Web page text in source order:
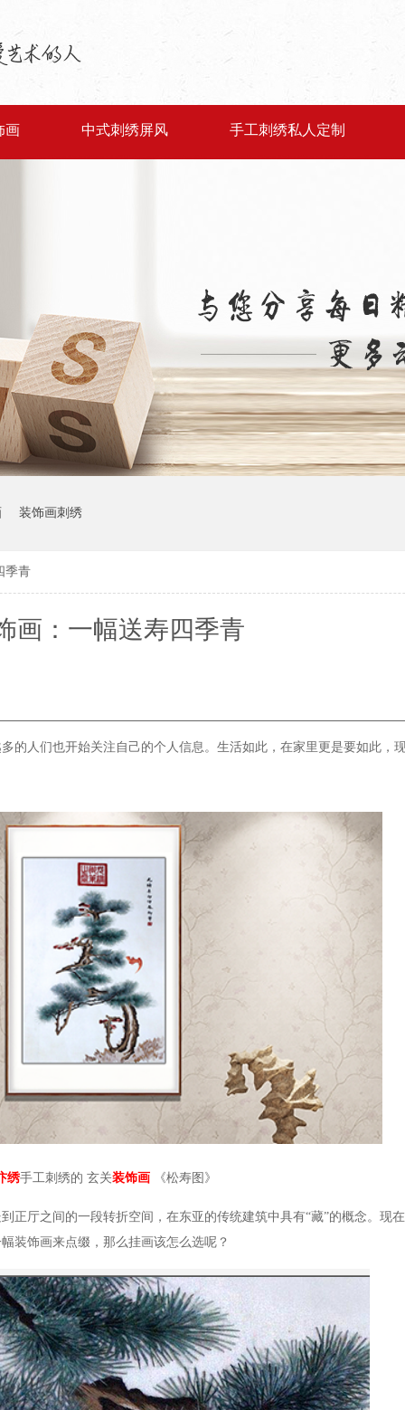
画 中式刺绣屏风 手工刺绣私人定制
装饰画刺绣
季青
画：一幅送寿四季青
的人们也开始关注自己的个人信息。生活如此，在家里更是要如此，
绣手工刺绣的 玄关装饰画 《松寿图》
正厅之间的一段转折空间，在东亚的传统建筑中具有“藏”的概念。现
装饰画来点缀，那么挂画该怎么选呢？